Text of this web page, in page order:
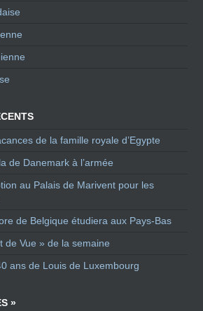
de la famille royale d’Egypte
de Danemark à l’armée
au Palais de Marivent pour les
de Belgique étudiera aux Pays-Bas
de Vue » de la semaine
ans de Louis de Luxembourg
»